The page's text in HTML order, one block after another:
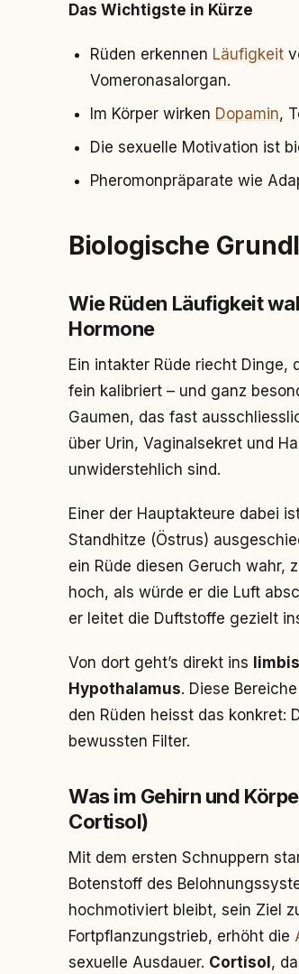
Das Wichtigste in Kürze
Rüden erkennen Läufigkeit
Vomeronasalorgan.
Im Körper wirken Dopamin,
Die sexuelle Motivation ist
Pheromonpräparate wie
Biologische
Wie Rüden Läufigkeit
Hormone
Ein intakter Rüde riecht Dinge,
fein kalibriert – und ganz
Gaumen, das fast
über Urin, Vaginalsekret und
unwiderstehlich sind.
Einer der Hauptakteure dabei
Standhitze (Östrus)
ein Rüde diesen Geruch wahr,
hoch, als würde er die Luft
er leitet die Duftstoffe gezielt
Von dort geht’s direkt ins
Hypothalamus. Diese
den Rüden heisst das konkret:
bewussten Filter.
Was im Gehirn und
Cortisol)
Mit dem ersten Schnuppern
Botenstoff des
hochmotiviert bleibt, sein Ziel
Fortpflanzungstrieb, erhöht die
sexuelle Ausdauer. Cortisol ,